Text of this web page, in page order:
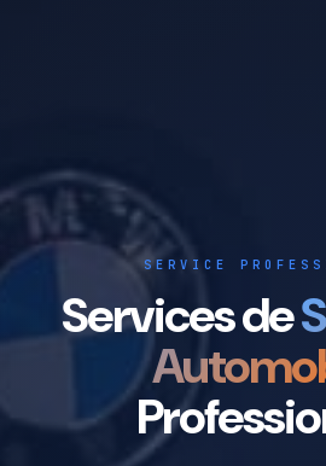
SERVICE
Services de